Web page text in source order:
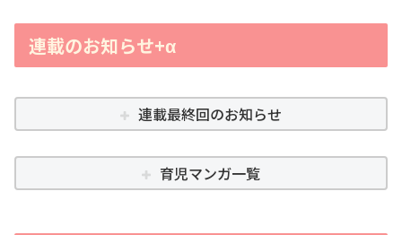
連載のお知らせ+α
連載最終回のお知らせ
育児マンガ一覧